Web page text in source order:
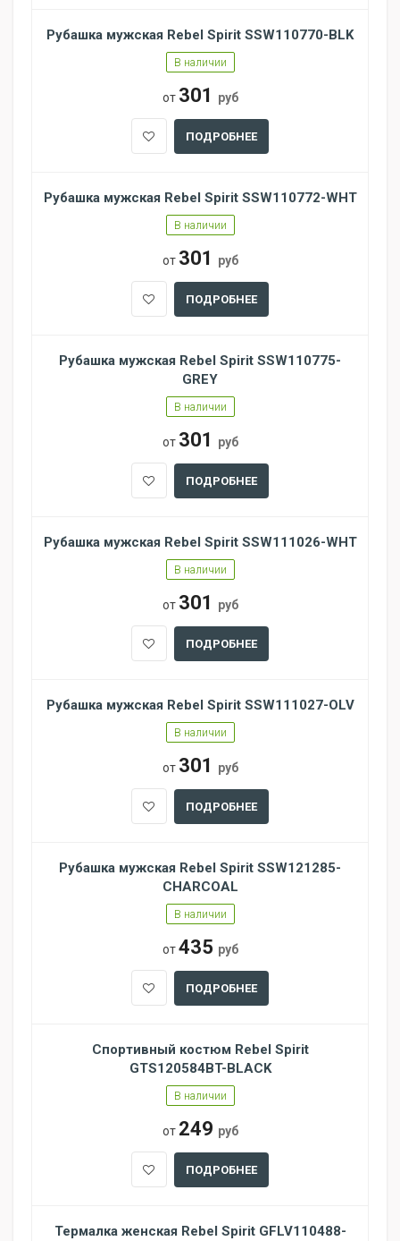
Рубашка мужская Rebel Spirit SSW110770-BLK
В наличии
от 301 руб
ПОДРОБНЕЕ
Рубашка мужская Rebel Spirit SSW110772-WHT
В наличии
от 301 руб
ПОДРОБНЕЕ
Рубашка мужская Rebel Spirit SSW110775-
GREY
В наличии
от 301 руб
ПОДРОБНЕЕ
Рубашка мужская Rebel Spirit SSW111026-WHT
В наличии
от 301 руб
ПОДРОБНЕЕ
Рубашка мужская Rebel Spirit SSW111027-OLV
В наличии
от 301 руб
ПОДРОБНЕЕ
Рубашка мужская Rebel Spirit SSW121285-
CHARCOAL
В наличии
от435 руб
ПОДРОБНЕЕ
Спортивный костюм Rebel Spirit
GTS120584BT-BLACK
В наличии
от 249 руб
ПОДРОБНЕЕ
Термалка женская Rebel Spirit GFLV110488-